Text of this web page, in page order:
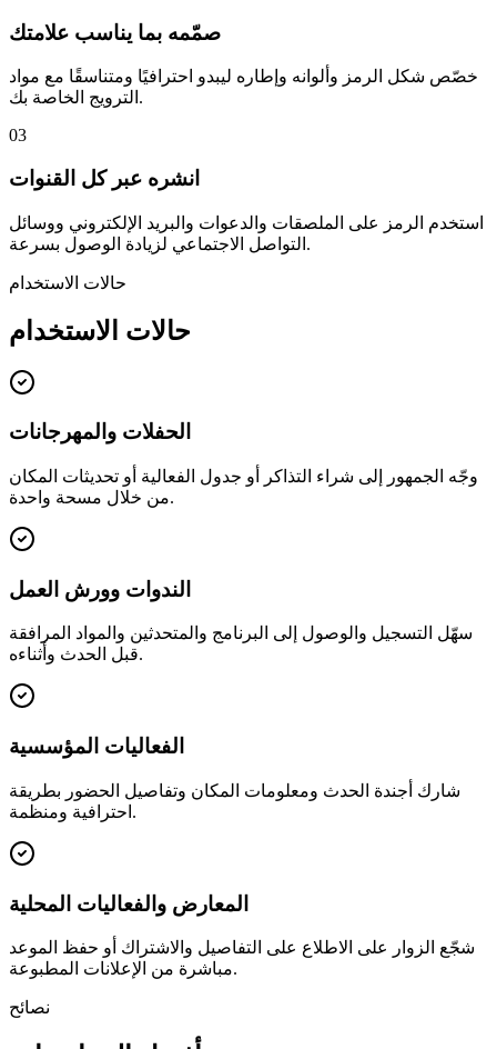
صمّمه بما يناسب علامتك
خصّص شكل الرمز وألوانه وإطاره ليبدو احترافيًا ومتناسقًا مع مواد
الترويج الخاصة بك.
03
انشره عبر كل القنوات
استخدم الرمز على الملصقات والدعوات والبريد الإلكتروني ووسائل
التواصل الاجتماعي لزيادة الوصول بسرعة.
حالات الاستخدام
حالات الاستخدام
الحفلات والمهرجانات
وجّه الجمهور إلى شراء التذاكر أو جدول الفعالية أو تحديثات المكان
من خلال مسحة واحدة.
الندوات وورش العمل
سهّل التسجيل والوصول إلى البرنامج والمتحدثين والمواد المرافقة
قبل الحدث وأثناءه.
الفعاليات المؤسسية
شارك أجندة الحدث ومعلومات المكان وتفاصيل الحضور بطريقة
احترافية ومنظمة.
المعارض والفعاليات المحلية
شجّع الزوار على الاطلاع على التفاصيل والاشتراك أو حفظ الموعد
مباشرة من الإعلانات المطبوعة.
نصائح